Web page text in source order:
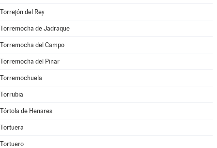
Torrejón del Rey
Torremocha de Jadraque
Torremocha del Campo
Torremocha del Pinar
Torremochuela
Torrubia
Tórtola de Henares
Tortuera
Tortuero